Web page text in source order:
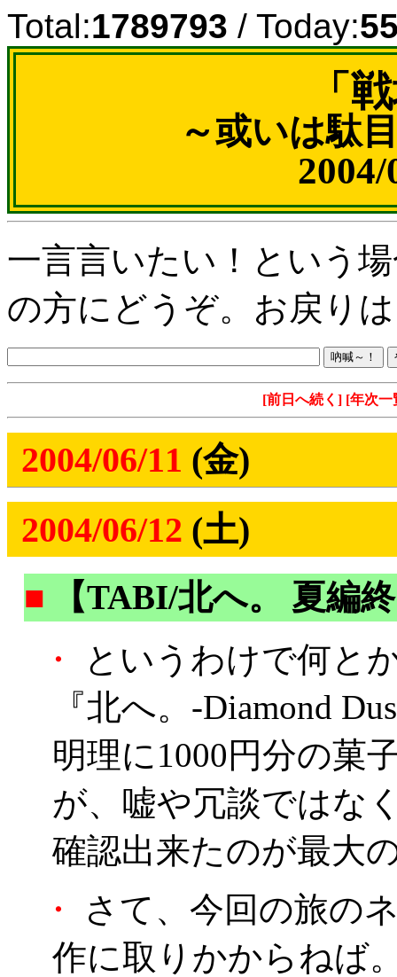
Total:1789793 / Today:
「
～或いは駄
一言言いたい！という
の方にどうぞ。お戻りは
[前日へ続く] [年次一
2004/06/11 (金)
2004/06/12 (土)
■
【TABI/北へ。 夏編
・
というわけで何と
『北へ。-Diamond
明理に1000円分の菓
が、嘘や冗談ではな
確認出来たのが最大
・
さて、今回の旅の
作に取りかからねば